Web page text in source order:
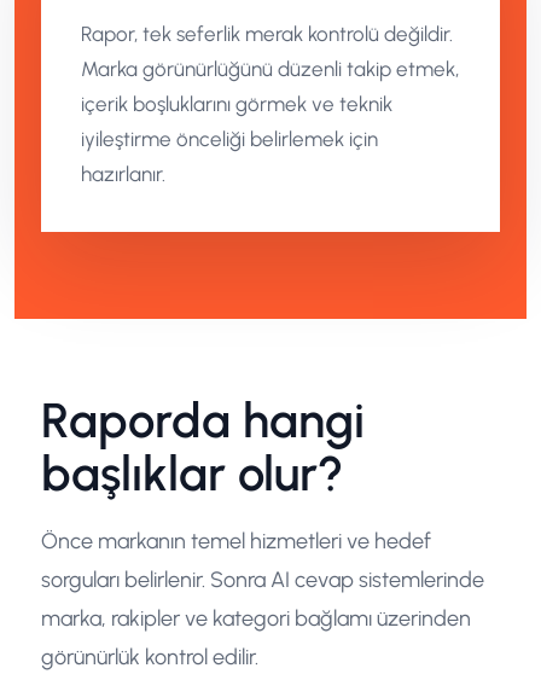
Rapor, tek seferlik merak kontrolü değildir.
Marka görünürlüğünü düzenli takip etmek,
içerik boşluklarını görmek ve teknik
iyileştirme önceliği belirlemek için
hazırlanır.
Raporda hangi
başlıklar olur?
Önce markanın temel hizmetleri ve hedef
sorguları belirlenir. Sonra AI cevap sistemlerinde
marka, rakipler ve kategori bağlamı üzerinden
görünürlük kontrol edilir.